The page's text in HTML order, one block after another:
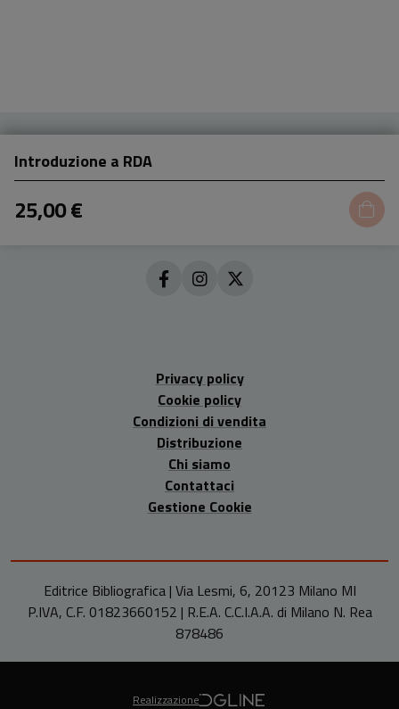
Introduzione a RDA
25,00 €
Privacy policy
Cookie policy
Condizioni di vendita
Distribuzione
Chi siamo
Contattaci
Gestione Cookie
Editrice Bibliografica | Via Lesmi, 6, 20123 Milano MI
P.IVA, C.F. 01823660152 | R.E.A. C.C.I.A.A. di Milano N. Rea
878486
Realizzazione